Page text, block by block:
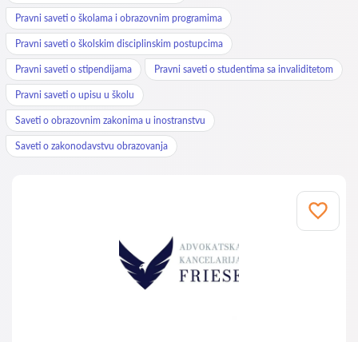
Pravni saveti o školama i obrazovnim programima
Pravni saveti o školskim disciplinskim postupcima
Pravni saveti o stipendijama Pravni saveti o studentima sa invaliditetom
Pravni saveti o upisu u školu
Saveti o obrazovnim zakonima u inostranstvu
Saveti o zakonodavstvu obrazovanja